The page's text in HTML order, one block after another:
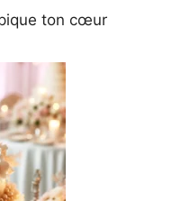
ton cœur